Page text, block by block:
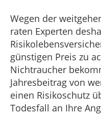
Wegen der
raten Experten
günstigen Preis zu
Nichtraucher
Jahresbeitrag von
einen Risikoschutz
Todesfall an Ihre